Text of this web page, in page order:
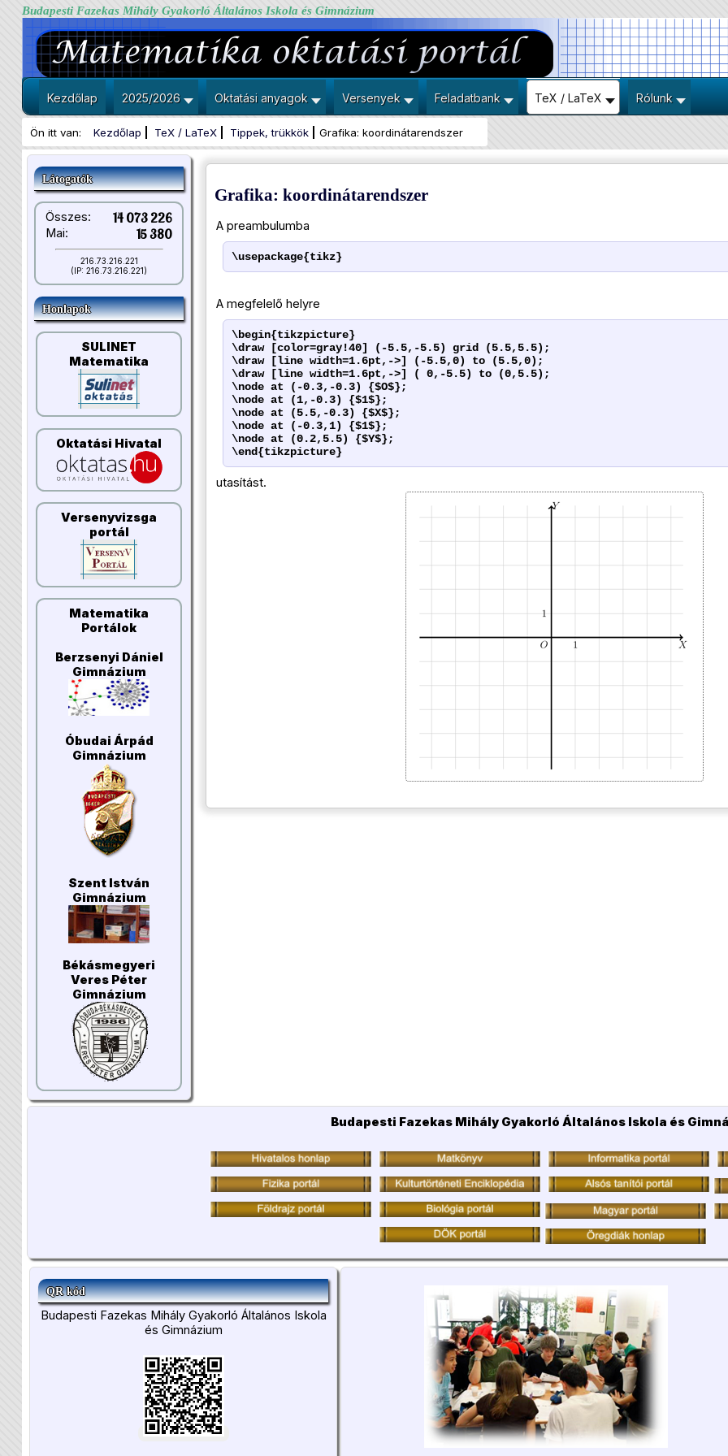
Budapesti Fazekas Mihály Gyakorló Általános Iskola és Gimnázium
Kezdőlap 2025/2026 Oktatási anyagok Versenyek Feladatbank TeX / LaTeX Rólunk
Ön itt van: Kezdőlap TeX / LaTeX Tippek, trükkök Grafika: koordinátarendszer
Látogatók
Összes: 14 073 226
Mai: 15 380
216.73.216.221
(IP: 216.73.216.221)
Honlapok
SULINET
Matematika
Oktatási Hivatal
Versenyvizsga
portál
Matematika
Portálok
Berzsenyi Dániel
Gimnázium
Óbudai Árpád
Gimnázium
Szent István
Gimnázium
Békásmegyeri
Veres Péter
Gimnázium
Grafika: koordinátarendszer
A preambulumba
\usepackage{tikz}
A megfelelő helyre
\begin{tikzpicture}
\draw [color=gray!40] (-5.5,-5.5) grid (5.5,5.5);
\draw [line width=1.6pt,->] (-5.5,0) to (5.5,0);
\draw [line width=1.6pt,->] ( 0,-5.5) to (0,5.5);
\node at (-0.3,-0.3) {$O$};
\node at (1,-0.3) {$1$};
\node at (5.5,-0.3) {$X$};
\node at (-0.3,1) {$1$};
\node at (0.2,5.5) {$Y$};
\end{tikzpicture}
utasítást.
Budapesti Fazekas Mihály Gyakorló Általános Iskola és
QR kód
Budapesti Fazekas Mihály Gyakorló Általános Iskola
és Gimnázium